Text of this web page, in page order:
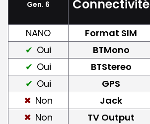
Gen. 6 Connectivité
NANO Format SIM
Oui
BTMono
Oui
BTStereo
Oui
GPS
Non
Jack
Non
TV Output